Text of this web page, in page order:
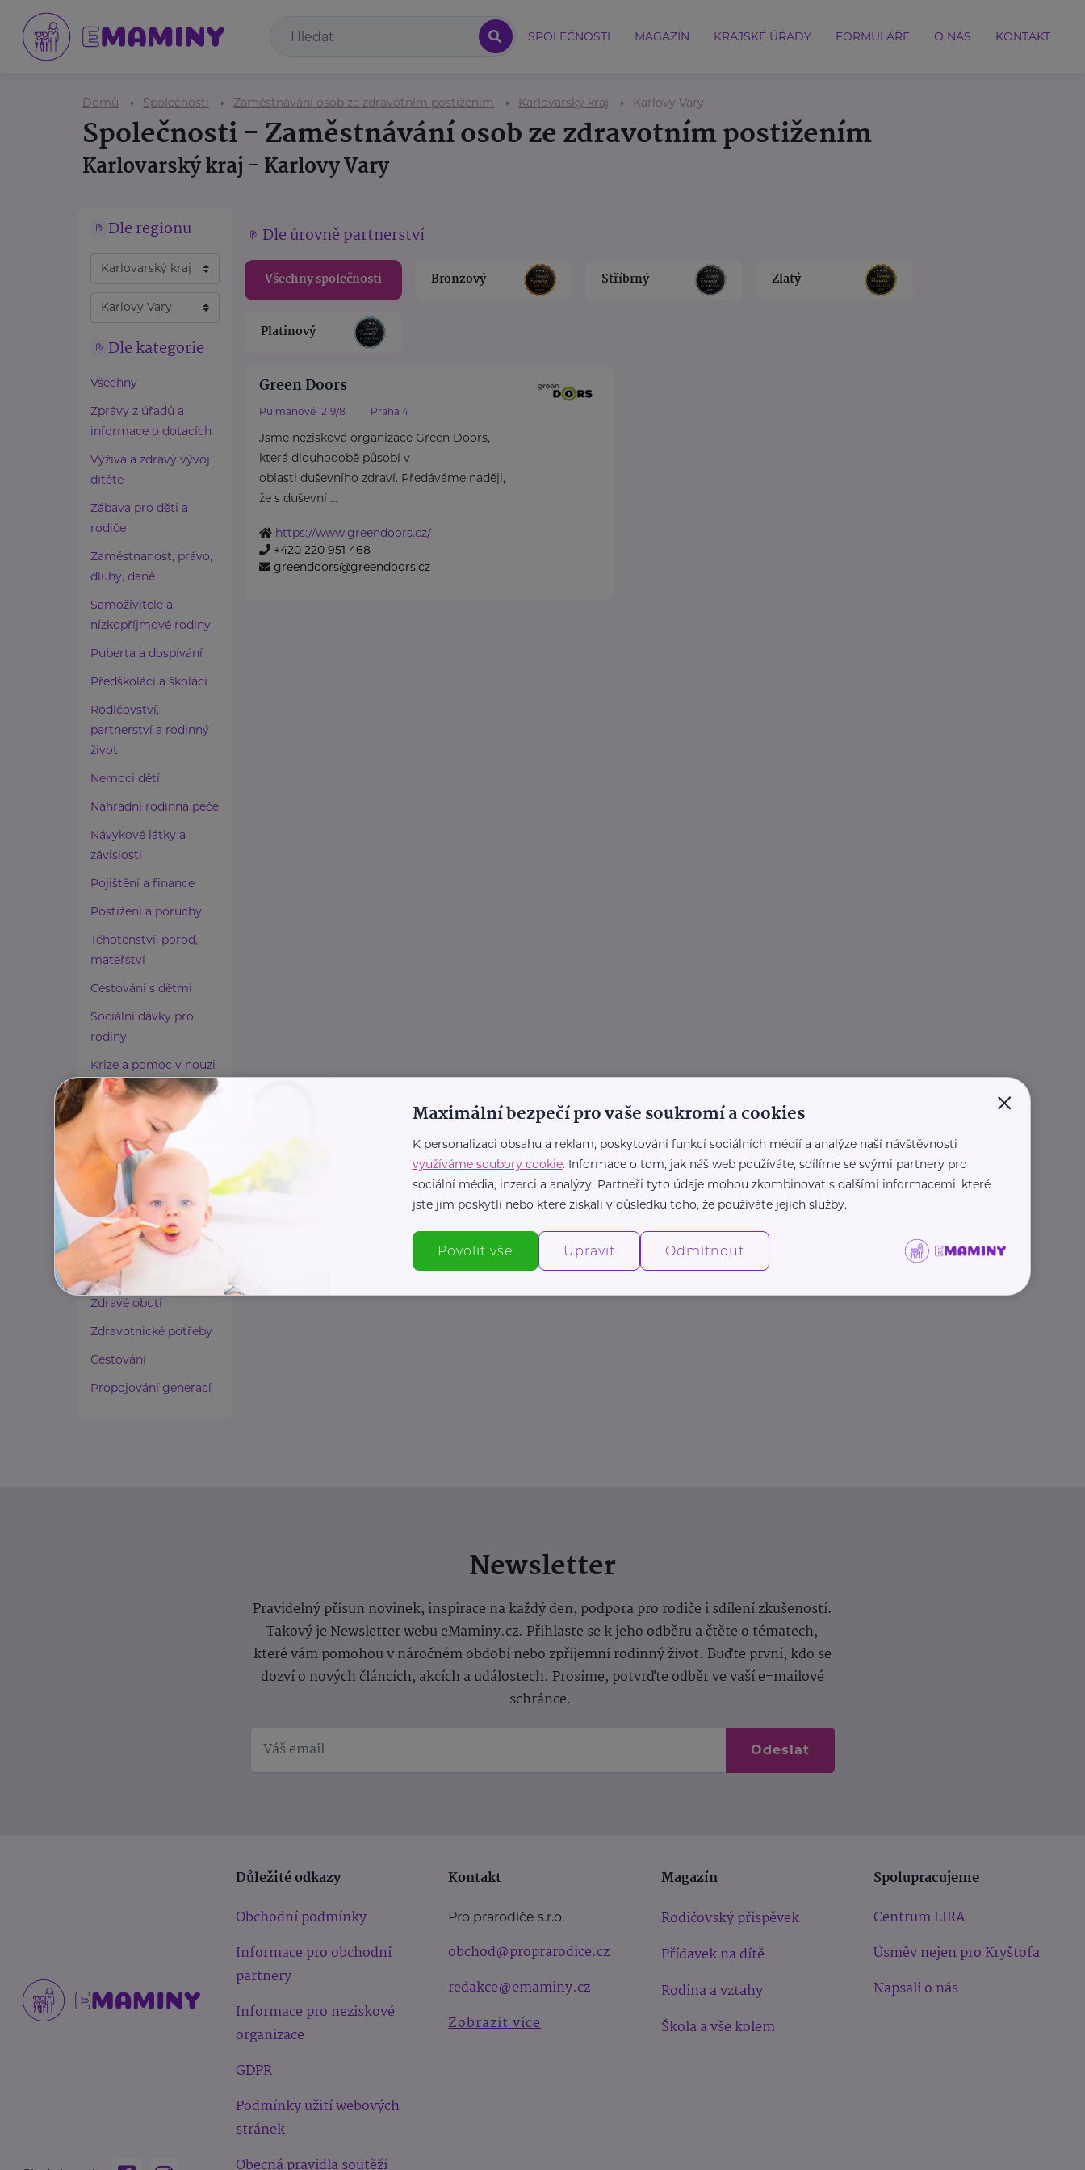
SPOLEČNOSTI MAGAZÍN KRAJSKÉ ÚŘADY FORMULÁŘE O NÁS KONTAKT
Domů Společnosti Zaměstnávání osob ze zdravotním postižením Karlovarský kraj Karlovy Vary
Společnosti - Zaměstnávání osob ze zdravotním postižením
Karlovarský kraj - Karlovy Vary
Dle regionu
Dle kategorie
Všechny
Zprávy z úřadů a
informace o dotacích
Výživa a zdravý vývoj
dítěte
Zábava pro děti a
rodiče
Zaměstnanost, právo,
dluhy, daně
Samoživitelé a
nízkopříjmové rodiny
Puberta a dospívání
Předškoláci a školáci
Rodičovství,
partnerství a rodinný
život
Nemoci dětí
Náhradní rodinná péče
Návykové látky a
závislosti
Pojištění a finance
Postižení a poruchy
Těhotenství, porod,
mateřství
Cestování s dětmi
Sociální dávky pro
rodiny
Krize a pomoc v nouzi
Paliativní péče
Rady a tipy
Harmonie duše a těla
Zaměstnávání osob ze
zdravotním
postižením
Lázeňství a wellness
Zdravé spaní a sezení
Zdravé obutí
Zdravotnické potřeby
Cestování
Propojování generací
Dle úrovně partnerství
Všechny společnosti Bronzový Stříbrný Zlatý
Platinový
Green Doors
Pujmanové 1219/8 Praha 4
Jsme nezisková organizace Green Doors,
která dlouhodobě působí v
oblasti duševního zdraví. Předáváme naději,
že s duševní ...
https://www.greendoors.cz/
+420 220 951 468
greendoors@greendoors.cz
Newsletter
Pravidelný přísun novinek, inspirace na každý den, podpora pro rodiče i sdílení zkušeností.
Takový je Newsletter webu eMaminy.cz. Přihlaste se k jeho odběru a čtěte o tématech,
které vám pomohou v náročném období nebo zpříjemní rodinný život. Buďte první, kdo se
dozví o nových článcích, akcích a událostech. Prosíme, potvrďte odběr ve vaší e-mailové
schránce.
Odeslat
Důležité odkazy
Obchodní podmínky
Informace pro obchodní
partnery
Informace pro neziskové
organizace
GDPR
Podmínky užití webových
stránek
Obecná pravidla soutěží
Kontakt
Pro prarodiče s.r.o.
obchod@proprarodice.cz
redakce@emaminy.cz
Zobrazit více
Magazín
Rodičovský příspěvek
Přídavek na dítě
Rodina a vztahy
Škola a vše kolem
Spolupracujeme
Centrum LIRA
Úsměv nejen pro Kryštofa
Napsali o nás
×
Maximální bezpečí pro vaše soukromí a cookies
K personalizaci obsahu a reklam, poskytování funkcí sociálních médií a analýze naší návštěvnosti
využíváme soubory cookie. Informace o tom, jak náš web používáte, sdílíme se svými partnery pro
sociální média, inzerci a analýzy. Partneři tyto údaje mohou zkombinovat s dalšími informacemi, které
jste jim poskytli nebo které získali v důsledku toho, že používáte jejich služby.
Povolit vše Upravit Odmítnout